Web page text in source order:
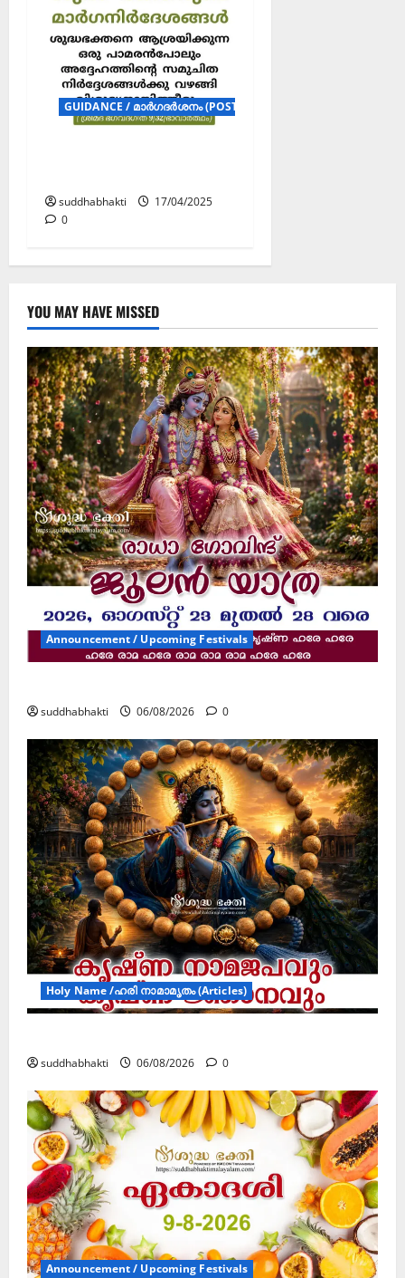
GUIDANCE / മാർഗദർശനം (POSTERS)
suddhabhakti
17/04/2025
0
YOU MAY HAVE MISSED
Announcement / Upcoming Festivals
suddhabhakti 06/08/2026 0
Holy Name /ഹരി നാമാമൃതം (Articles)
suddhabhakti 06/08/2026 0
Announcement / Upcoming Festivals